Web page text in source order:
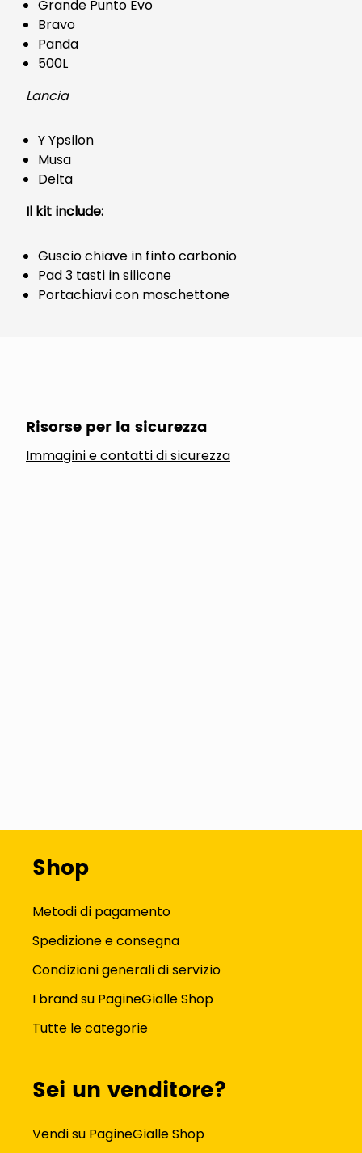
Grande Punto Evo
Bravo
Panda
500L
Lancia
Y Ypsilon
Musa
Delta
Il kit include:
Guscio chiave in finto carbonio
Pad 3 tasti in silicone
Portachiavi con moschettone
Risorse per la sicurezza
Immagini e contatti di sicurezza
Shop
Metodi di pagamento
Spedizione e consegna
Condizioni generali di servizio
I brand su PagineGialle Shop
Tutte le categorie
Sei un venditore?
Vendi su PagineGialle Shop